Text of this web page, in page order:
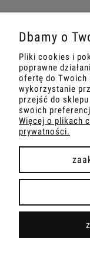
Dbamy o
Pliki cookies i
poprawne
ofertę do Twoich
wykorzystanie
przejść do
swoich
Więcej o plikach
prywatności.